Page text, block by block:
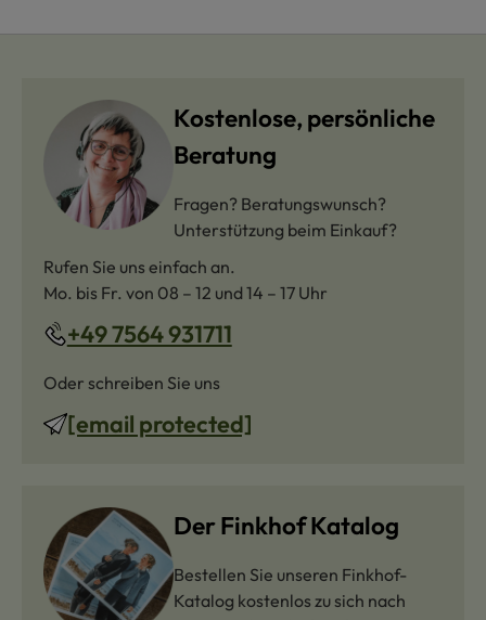
Kostenlose, persönliche
Beratung
Fragen? Beratungswunsch?
Unterstützung beim Einkauf?
Rufen Sie uns einfach an.
Mo. bis Fr. von 08 – 12 und 14 – 17 Uhr
+49 7564 931711
Oder schreiben Sie uns
[email protected]
Der Finkhof Katalog
Bestellen Sie unseren Finkhof-
Katalog kostenlos zu sich nach